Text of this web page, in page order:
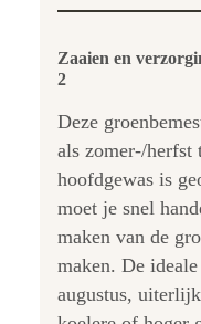
Zaaien en
2
Deze
als zomer-/herfst
hoofdgewas is
moet je snel
maken van de
maken. De
augustus,